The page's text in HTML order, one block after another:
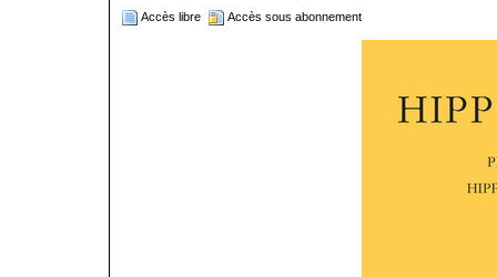
Accès libre Accès sous abonnement